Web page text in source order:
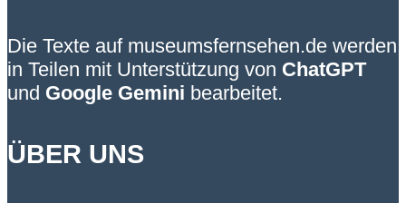
Die Texte auf museumsfernsehen.de werden
in Teilen mit Unterstützung von ChatGPT
und Google Gemini bearbeitet.
ÜBER UNS